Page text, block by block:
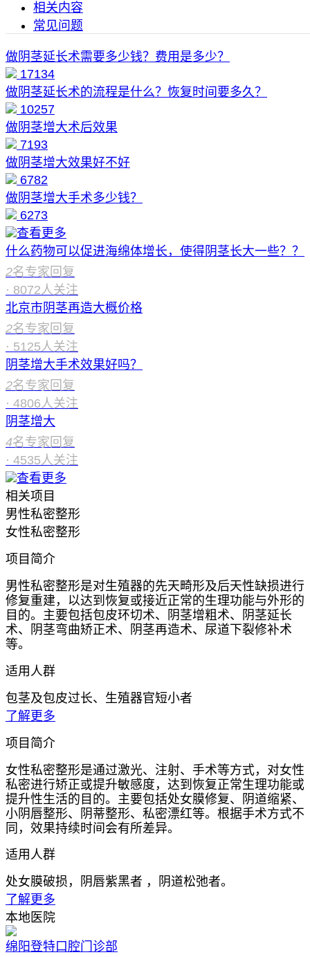
相关内容
常见问题
做阴茎延长术需要多少钱？费用是多少？
17134
做阴茎延长术的流程是什么？恢复时间要多久？
10257
做阴茎增大术后效果
7193
做阴茎增大效果好不好
6782
做阴茎增大手术多少钱？
6273
查看更多
什么药物可以促进海绵体增长，使得阴茎长大一些？？
2名专家回复
· 8072人关注
北京市阴茎再造大概价格
2名专家回复
· 5125人关注
阴茎增大手术效果好吗？
2名专家回复
· 4806人关注
阴茎增大
4名专家回复
· 4535人关注
查看更多
相关项目
男性私密整形
女性私密整形
项目简介
男性私密整形是对生殖器的先天畸形及后天性缺损进行
修复重建，以达到恢复或接近正常的生理功能与外形的
目的。主要包括包皮环切术、阴茎增粗术、阴茎延长
术、阴茎弯曲矫正术、阴茎再造术、尿道下裂修补术
等。
适用人群
包茎及包皮过长、生殖器官短小者
了解更多
项目简介
女性私密整形是通过激光、注射、手术等方式，对女性
私密进行矫正或提升敏感度，达到恢复正常生理功能或
提升性生活的目的。主要包括处女膜修复、阴道缩紧、
小阴唇整形、阴蒂整形、私密漂红等。根据手术方式不
同，效果持续时间会有所差异。
适用人群
处女膜破损，阴唇紫黑者 ，阴道松弛者。
了解更多
本地医院
绵阳登特口腔门诊部